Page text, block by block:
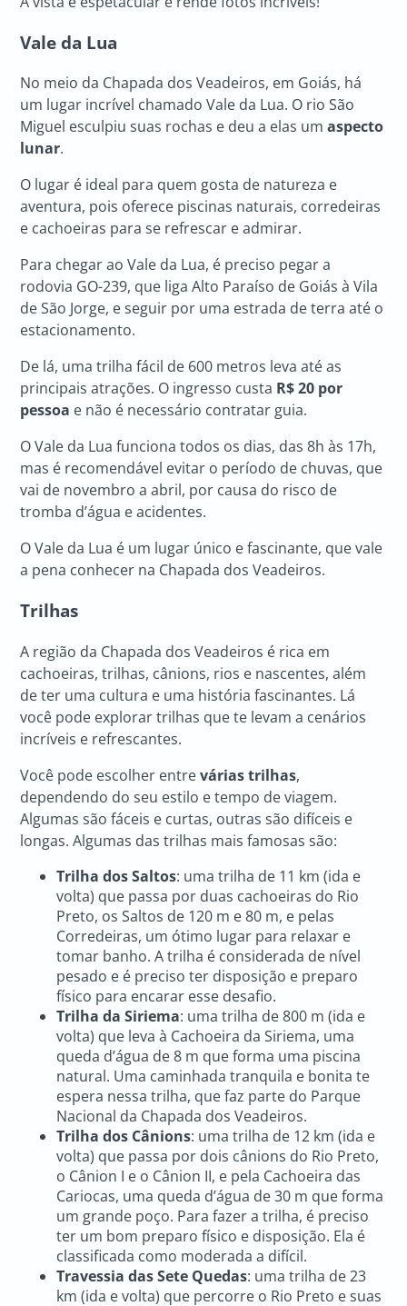
Vale da Lua
No meio da Chapada dos Veadeiros, em Goiás, há
um lugar incrível chamado Vale da Lua. O rio São
Miguel esculpiu suas rochas e deu a elas umaspecto
lunar.
O lugar é ideal para quem gosta de natureza e
aventura, pois oferece piscinas naturais, corredeiras
e cachoeiras para se refrescar e admirar.
Para chegar ao Vale da Lua, é preciso pegar a
rodovia GO-239, que liga Alto Paraíso de Goiás à Vila
de São Jorge, e seguir por uma estrada de terra até o
estacionamento.
De lá, uma trilha fácil de 600 metros leva até as
principais atrações. O ingresso custa R$ 20 por
pessoa e não é necessário contratar guia.
O Vale da Lua funciona todos os dias, das 8h às 17h,
mas é recomendável evitar o período de chuvas, que
vai de novembro a abril, por causa do risco de
tromba d’água e acidentes.
O Vale da Lua é um lugar único e fascinante, que vale
a pena conhecer na Chapada dos Veadeiros.
Trilhas
A região da Chapada dos Veadeiros é rica em
cachoeiras, trilhas, cânions, rios e nascentes, além
de ter uma cultura e uma história fascinantes. Lá
você pode explorar trilhas que te levam a cenários
incríveis e refrescantes.
Você pode escolher entrevárias trilhas,
dependendo do seu estilo e tempo de viagem.
Algumas são fáceis e curtas, outras são difíceis e
longas. Algumas das trilhas mais famosas são:
Trilha dos Saltos: uma trilha de 11 km (ida e
volta) que passa por duas cachoeiras do Rio
Preto, os Saltos de 120 m e 80 m, e pelas
Corredeiras, um ótimo lugar para relaxar e
tomar banho. A trilha é considerada de nível
pesado e é preciso ter disposição e preparo
físico para encarar esse desafio.
Trilha da Siriema: uma trilha de 800 m (ida e
volta) que leva à Cachoeira da Siriema, uma
queda d’água de 8 m que forma uma piscina
natural. Uma caminhada tranquila e bonita te
espera nessa trilha, que faz parte do Parque
Nacional da Chapada dos Veadeiros.
Trilha dos Cânions: uma trilha de 12 km (ida e
volta) que passa por dois cânions do Rio Preto,
o Cânion I e o Cânion II, e pela Cachoeira das
Cariocas, uma queda d’água de 30 m que forma
um grande poço. Para fazer a trilha, é preciso
ter um bom preparo físico e disposição. Ela é
classificada como moderada a difícil.
Travessia das Sete Quedas: uma trilha de 23
km (ida e volta) que percorre o Rio Preto e suas